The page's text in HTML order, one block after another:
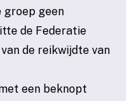
geen
de Federatie
de reikwijdte van
een beknopt